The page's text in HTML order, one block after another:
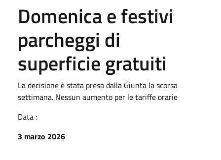
Domenica e festivi
parcheggi di
superficie gratuiti
La decisione è stata presa dalla Giunta la scorsa
settimana. Nessun aumento per le tariffe orarie
Data :
3 marzo 2026